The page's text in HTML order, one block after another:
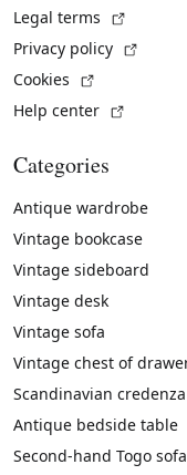
Legal terms
Privacy policy
Cookies
Help center
Categories
Antique wardrobe
Vintage bookcase
Vintage sideboard
Vintage desk
Vintage sofa
Vintage chest of
Scandinavian credenza
Antique bedside table
Second-hand Togo sofa